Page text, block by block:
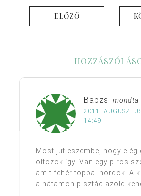
ELŐZŐ
Babzsi mondta
2011.
14:49
Most jut eszembe, hogy elég
öltözök így. Van egy piros
amit fehér toppal hordok. A
a hátamon pisztáciazöld